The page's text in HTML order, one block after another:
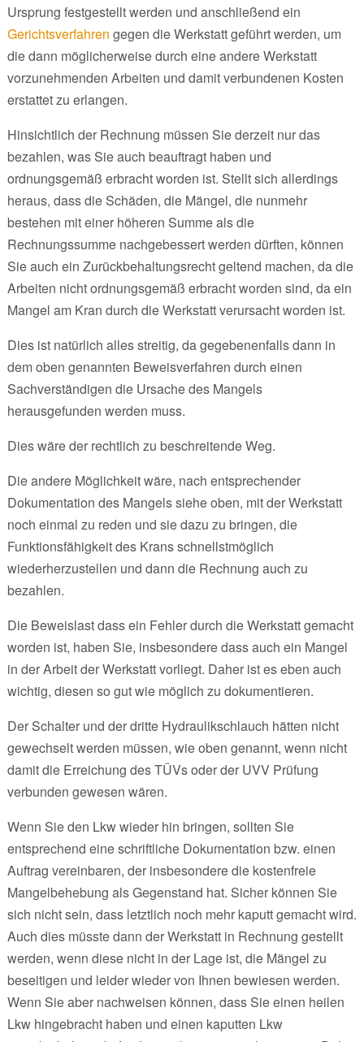
Ursprung festgestellt werden und anschließend ein
Gerichtsverfahren gegen die Werkstatt geführt werden, um
die dann möglicherweise durch eine andere Werkstatt
vorzunehmenden Arbeiten und damit verbundenen Kosten
erstattet zu erlangen.
Hinsichtlich der Rechnung müssen Sie derzeit nur das
bezahlen, was Sie auch beauftragt haben und
ordnungsgemäß erbracht worden ist. Stellt sich allerdings
heraus, dass die Schäden, die Mängel, die nunmehr
bestehen mit einer höheren Summe als die
Rechnungssumme nachgebessert werden dürften, können
Sie auch ein Zurückbehaltungsrecht geltend machen, da die
Arbeiten nicht ordnungsgemäß erbracht worden sind, da ein
Mangel am Kran durch die Werkstatt verursacht worden ist.
Dies ist natürlich alles streitig, da gegebenenfalls dann in
dem oben genannten Beweisverfahren durch einen
Sachverständigen die Ursache des Mangels
herausgefunden werden muss.
Dies wäre der rechtlich zu beschreitende Weg.
Die andere Möglichkeit wäre, nach entsprechender
Dokumentation des Mangels siehe oben, mit der Werkstatt
noch einmal zu reden und sie dazu zu bringen, die
Funktionsfähigkeit des Krans schnellstmöglich
wiederherzustellen und dann die Rechnung auch zu
bezahlen.
Die Beweislast dass ein Fehler durch die Werkstatt gemacht
worden ist, haben Sie, insbesondere dass auch ein Mangel
in der Arbeit der Werkstatt vorliegt. Daher ist es eben auch
wichtig, diesen so gut wie möglich zu dokumentieren.
Der Schalter und der dritte Hydraulikschlauch hätten nicht
gewechselt werden müssen, wie oben genannt, wenn nicht
damit die Erreichung des TÜVs oder der UVV Prüfung
verbunden gewesen wären.
Wenn Sie den Lkw wieder hin bringen, sollten Sie
entsprechend eine schriftliche Dokumentation bzw. einen
Auftrag vereinbaren, der insbesondere die kostenfreie
Mangelbehebung als Gegenstand hat. Sicher können Sie
sich nicht sein, dass letztlich noch mehr kaputt gemacht wird.
Auch dies müsste dann der Werkstatt in Rechnung gestellt
werden, wenn diese nicht in der Lage ist, die Mängel zu
beseitigen und leider wieder von Ihnen bewiesen werden.
Wenn Sie aber nachweisen können, dass Sie einen heilen
Lkw hingebracht haben und einen kaputten Lkw